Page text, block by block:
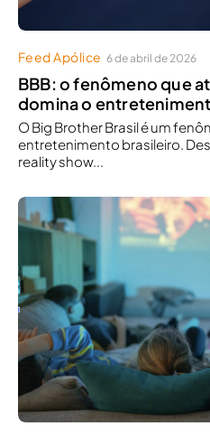
Feed Apólice 6 de abril de 2026
BBB: o fenômeno que
domina o
O Big Brother Brasil é um
entretenimento brasileiro.
reality show...